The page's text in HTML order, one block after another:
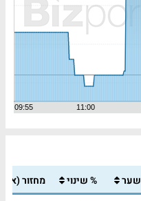
שער % שינוי מחזור